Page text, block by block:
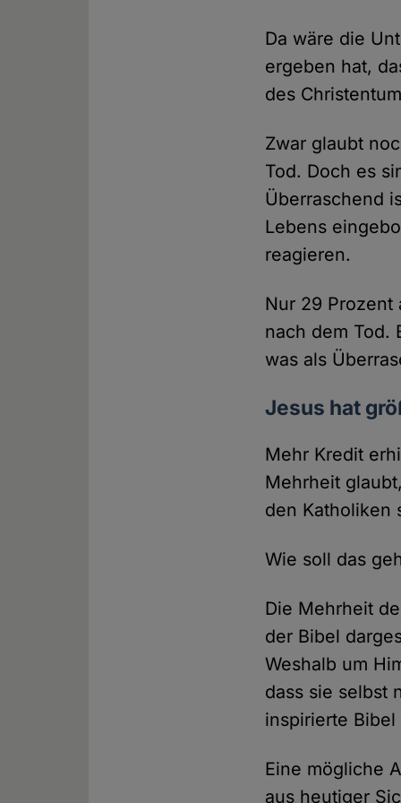
Da wäre die
ergeben hat,
des
Zwar glaubt
Tod. Doch es
Überraschend
Lebens
reagieren.
Nur 29 Prozent
nach dem Tod.
was als
Jesus hat
Mehr Kredit
Mehrheit
den Katholiken
Wie soll das
Die Mehrheit
der Bibel
Weshalb um
dass sie selbst
inspirierte Bibel
Eine mögliche
aus heutiger